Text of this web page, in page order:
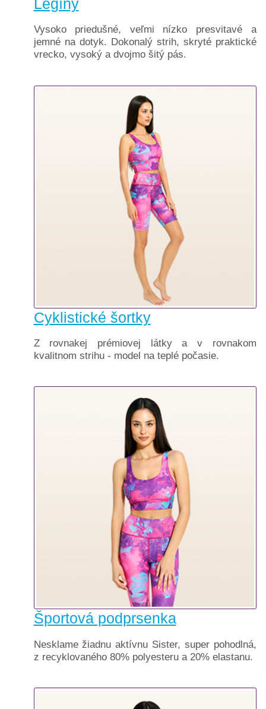
pre
nás
Legíny
Vysoko priedušné, veľmi nízko presvitavé a
jemné na dotyk. Dokonalý strih, skryté praktické
vrecko, vysoký a dvojmo šitý pás.
Cyklistické šortky
Z rovnakej prémiovej látky a v rovnakom
kvalitnom strihu - model na teplé počasie.
Športová podprsenka
Nesklame žiadnu aktívnu Sister, super pohodlná,
z recyklovaného 80% polyesteru a 20% elastanu.